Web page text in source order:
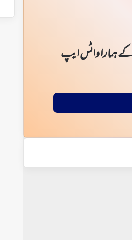
ہمارا واٹس ایپ